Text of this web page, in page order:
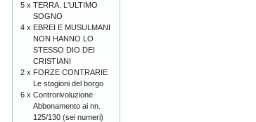
5 x TERRA. L'ULTIMO
SOGNO
4 x EBREI E MUSULMANI
NON HANNO LO
STESSO DIO DEI
CRISTIANI
2 x FORZE CONTRARIE
Le stagioni del borgo
6 x Controrivoluzione
Abbonamento ai nn.
125/130 (sei numeri)